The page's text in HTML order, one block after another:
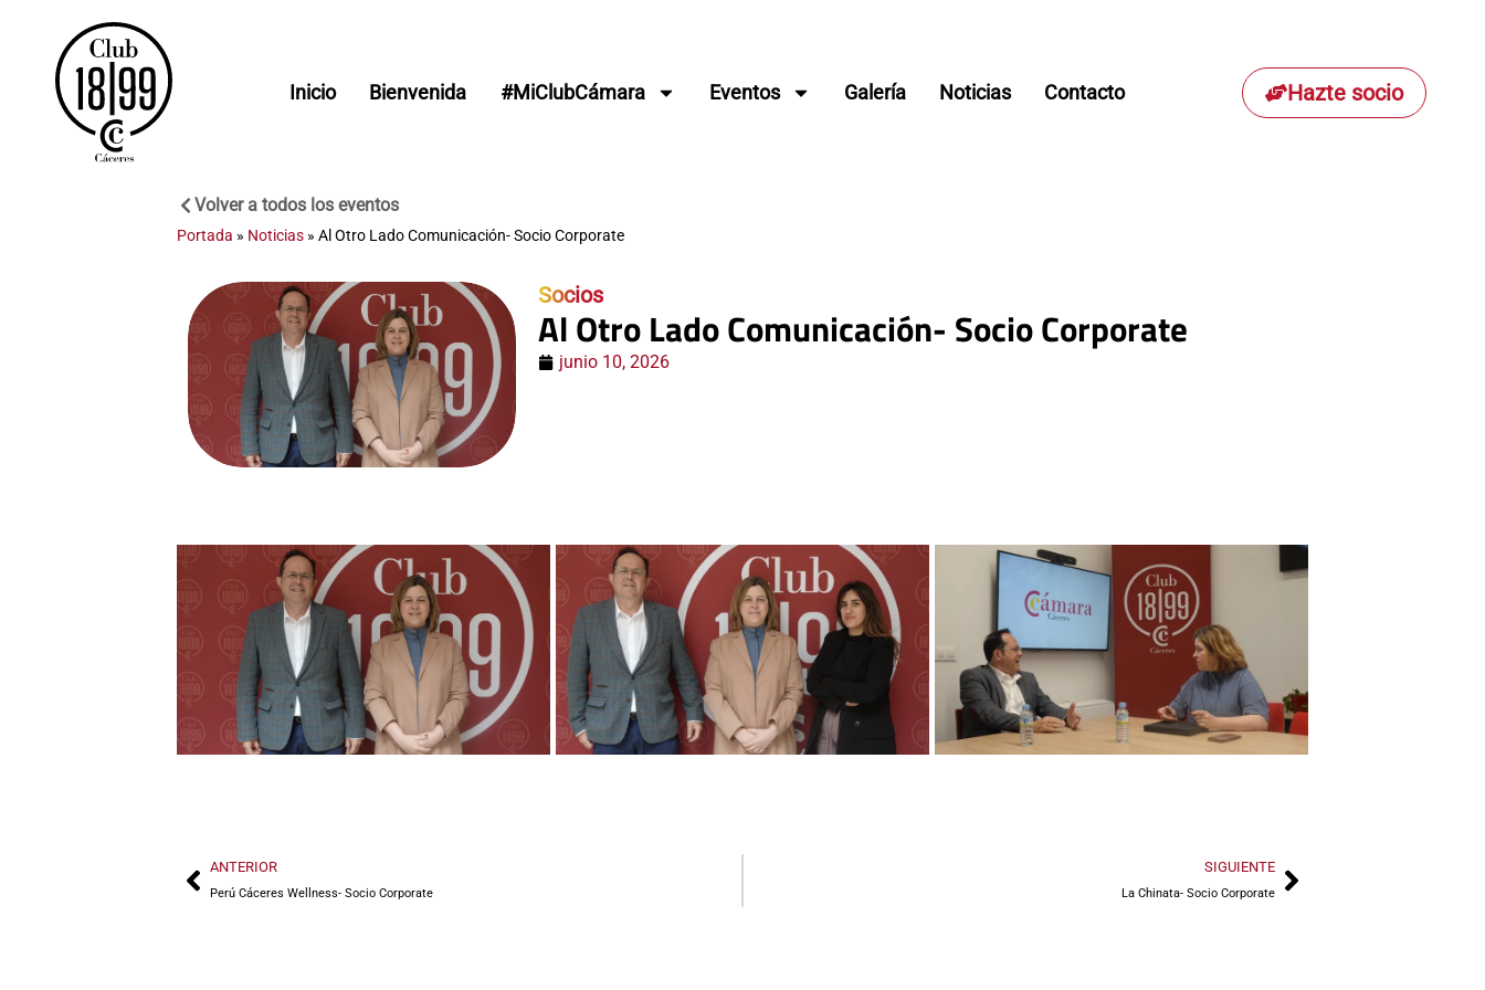
Inicio Bienvenida #MiClubCámara Eventos Galería Noticias Contacto Hazte socio
Volver a todos los eventos
Portada » Noticias » Al Otro Lado Comunicación- Socio Corporate
Socios
Al Otro Lado Comunicación- Socio Corporate
junio 10, 2026
ANTERIOR
Perú Cáceres Wellness- Socio Corporate
SIGUIENTE
La Chinata- Socio Corporate